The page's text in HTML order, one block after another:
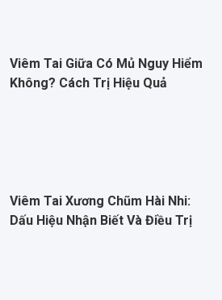
Viêm Tai Giữa Có Mủ Nguy Hiểm
Không? Cách Trị Hiệu Quả
Viêm Tai Xương Chũm Hài Nhi:
Dấu Hiệu Nhận Biết Và Điều Trị